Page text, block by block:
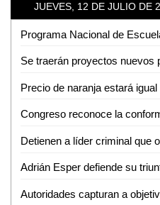
JUEVES, 12 DE JULIO DE
Detienen a líder criminal que
Adrián Esper defiende su